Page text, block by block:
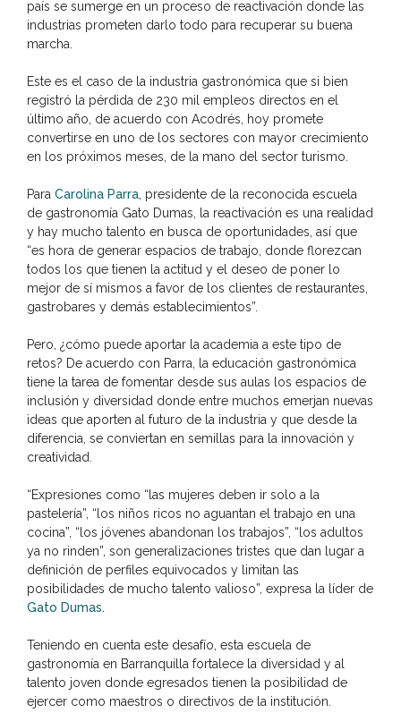
país se sumerge en un proceso de reactivación donde las
industrias prometen darlo todo para recuperar su buena
marcha.
Este es el caso de la industria gastronómica que si bien
registró la pérdida de 230 mil empleos directos en el
último año, de acuerdo con Acodrés, hoy promete
convertirse en uno de los sectores con mayor crecimiento
en los próximos meses, de la mano del sector turismo.
Para Carolina Parra, presidente de la reconocida escuela
de gastronomía Gato Dumas, la reactivación es una realidad
y hay mucho talento en busca de oportunidades, así que
“es hora de generar espacios de trabajo, donde florezcan
todos los que tienen la actitud y el deseo de poner lo
mejor de sí mismos a favor de los clientes de restaurantes,
gastrobares y demás establecimientos”.
Pero, ¿cómo puede aportar la academia a este tipo de
retos? De acuerdo con Parra, la educación gastronómica
tiene la tarea de fomentar desde sus aulas los espacios de
inclusión y diversidad donde entre muchos emerjan nuevas
ideas que aporten al futuro de la industria y que desde la
diferencia, se conviertan en semillas para la innovación y
creatividad.
“Expresiones como “las mujeres deben ir solo a la
pastelería”, “los niños ricos no aguantan el trabajo en una
cocina”, “los jóvenes abandonan los trabajos”, “los adultos
ya no rinden”, son generalizaciones tristes que dan lugar a
definición de perfiles equivocados y limitan las
posibilidades de mucho talento valioso”, expresa la líder de
Gato Dumas.
Teniendo en cuenta este desafío, esta escuela de
gastronomía en Barranquilla fortalece la diversidad y al
talento joven donde egresados tienen la posibilidad de
ejercer como maestros o directivos de la institución.